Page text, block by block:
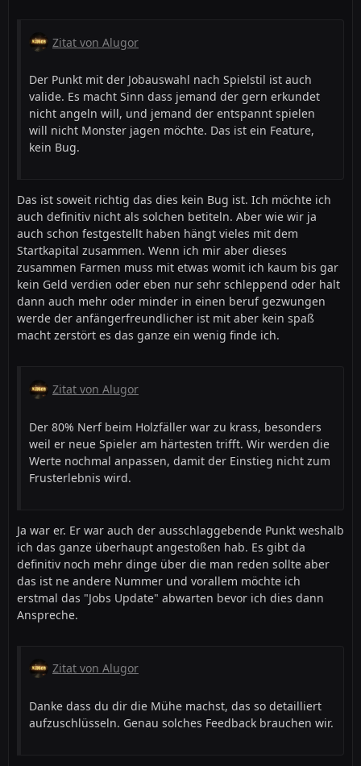
Zitat von Alugor
Der Punkt mit der Jobauswahl nach Spielstil ist auch
valide. Es macht Sinn dass jemand der gern erkundet
nicht angeln will, und jemand der entspannt spielen
will nicht Monster jagen möchte. Das ist ein Feature,
kein Bug.
Das ist soweit richtig das dies kein Bug ist. Ich möchte ich
auch definitiv nicht als solchen betiteln. Aber wie wir ja
auch schon festgestellt haben hängt vieles mit dem
Startkapital zusammen. Wenn ich mir aber dieses
zusammen Farmen muss mit etwas womit ich kaum bis gar
kein Geld verdien oder eben nur sehr schleppend oder halt
dann auch mehr oder minder in einen beruf gezwungen
werde der anfängerfreundlicher ist mit aber kein spaß
macht zerstört es das ganze ein wenig finde ich.
Zitat von Alugor
Der 80% Nerf beim Holzfäller war zu krass, besonders
weil er neue Spieler am härtesten trifft. Wir werden die
Werte nochmal anpassen, damit der Einstieg nicht zum
Frusterlebnis wird.
Ja war er. Er war auch der ausschlaggebende Punkt weshalb
ich das ganze überhaupt angestoßen hab. Es gibt da
definitiv noch mehr dinge über die man reden sollte aber
das ist ne andere Nummer und vorallem möchte ich
erstmal das "Jobs Update" abwarten bevor ich dies dann
Anspreche.
Zitat von Alugor
Danke dass du dir die Mühe machst, das so detailliert
aufzuschlüsseln. Genau solches Feedback brauchen wir.